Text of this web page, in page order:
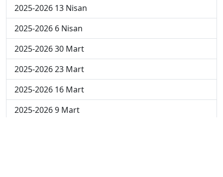
2025-2026 13 Nisan
2025-2026 6 Nisan
2025-2026 30 Mart
2025-2026 23 Mart
2025-2026 16 Mart
2025-2026 9 Mart